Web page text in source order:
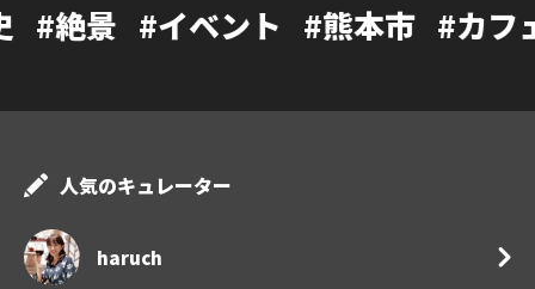
ント #熊本市 #カフェ #温泉 #
人気のキュレーター
haruch